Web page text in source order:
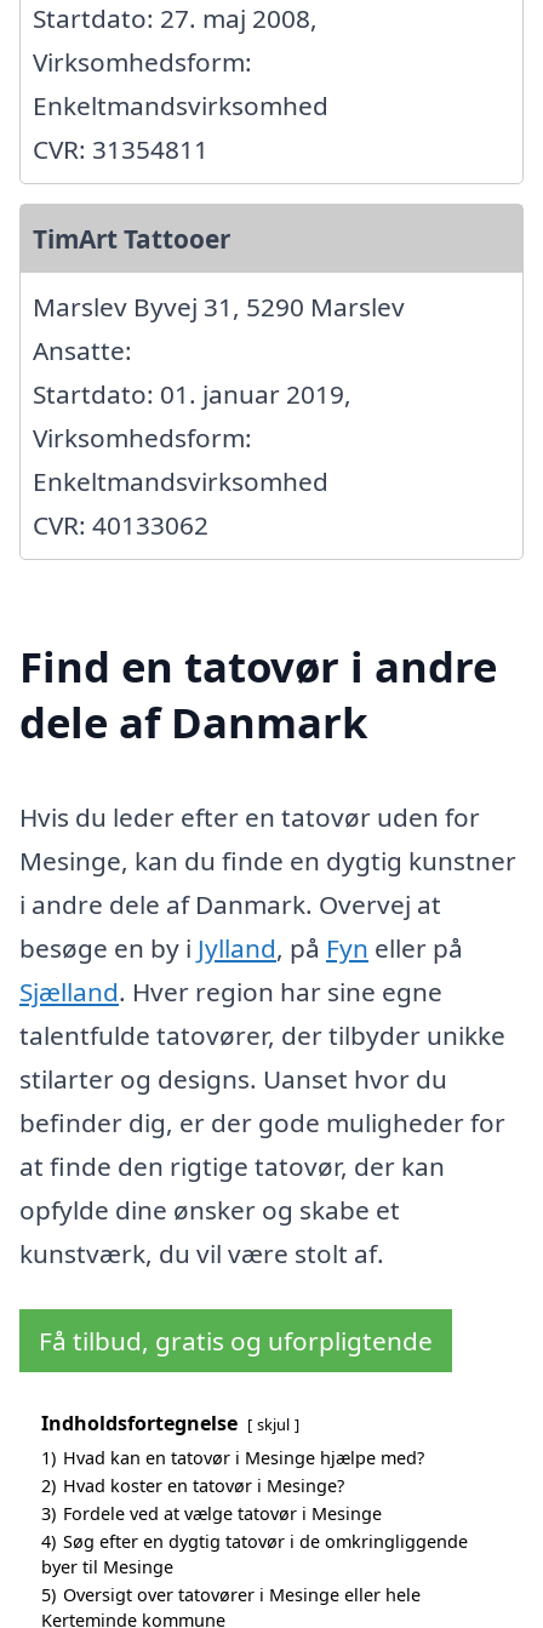
Startdato: 27. maj 2008,
Virksomhedsform:
Enkeltmandsvirksomhed
CVR: 31354811
TimArt Tattooer
Marslev Byvej 31, 5290 Marslev
Ansatte:
Startdato: 01. januar 2019,
Virksomhedsform:
Enkeltmandsvirksomhed
CVR: 40133062
Find en tatovør i andre
dele af Danmark
Hvis du leder efter en tatovør uden for
Mesinge, kan du finde en dygtig kunstner
i andre dele af Danmark. Overvej at
besøge en by i Jylland, på Fyn eller på
Sjælland. Hver region har sine egne
talentfulde tatovører, der tilbyder unikke
stilarter og designs. Uanset hvor du
befinder dig, er der gode muligheder for
at finde den rigtige tatovør, der kan
opfylde dine ønsker og skabe et
kunstværk, du vil være stolt af.
Få tilbud, gratis og uforpligtende
Indholdsfortegnelse skjul
1) Hvad kan en tatovør i Mesinge hjælpe med?
2) Hvad koster en tatovør i Mesinge?
3) Fordele ved at vælge tatovør i Mesinge
4) Søg efter en dygtig tatovør i de omkringliggende
byer til Mesinge
5) Oversigt over tatovører i Mesinge eller hele
Kerteminde kommune